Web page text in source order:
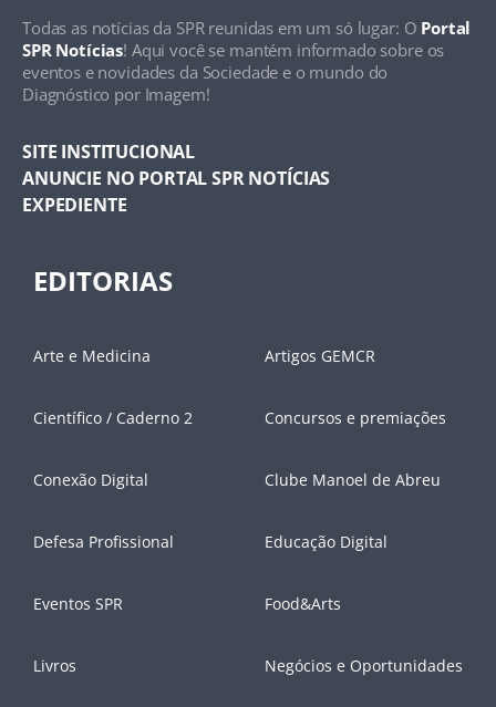
Todas as notícias da SPR reunidas em um só lugar: O Portal
SPR Notícias! Aqui você se mantém informado sobre os
eventos e novidades da Sociedade e o mundo do
Diagnóstico por Imagem!
SITE INSTITUCIONAL
ANUNCIE NO PORTAL SPR NOTÍCIAS
EXPEDIENTE
EDITORIAS
Arte e Medicina Artigos GEMCR
Científico / Caderno 2 Concursos e premiações
Conexão Digital Clube Manoel de Abreu
Defesa Profissional Educação Digital
Eventos SPR Food&Arts
Livros Negócios e Oportunidades